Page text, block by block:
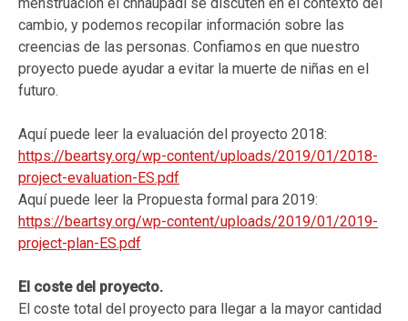
menstruación el chhaupadi se discuten en el contexto del
cambio, y podemos recopilar información sobre las
creencias de las personas. Confiamos en que nuestro
proyecto puede ayudar a evitar la muerte de niñas en el
futuro.
Aquí puede leer la evaluación del proyecto 2018:
https://beartsy.org/wp-content/uploads/2019/01/2018-
project-evaluation-ES.pdf
Aquí puede leer la Propuesta formal para 2019:
https://beartsy.org/wp-content/uploads/2019/01/2019-
project-plan-ES.pdf
El coste del proyecto.
El coste total del proyecto para llegar a la mayor cantidad